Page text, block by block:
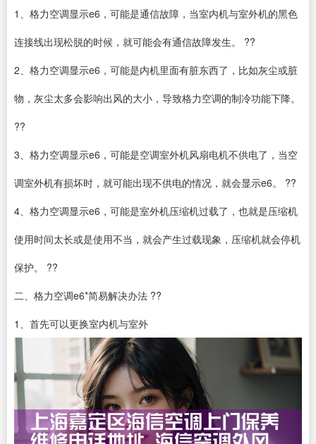
1、格力空调显示e6，可能是通信故障，当室内机与室外机的黑色
连接线出现松脱的时候，就可能会有通信故障发生。 ??
2、格力空调显示e6，可能是内机里面有脏东西了，比如灰尘或脏
物，灰尘太多会影响出风的大小，导致格力空调的制冷功能下降。
??
3、格力空调显示e6，可能是空调室外机风扇电机不供电了，当空
调室外机有损坏时，就可能出现不供电的情况，就会显示e6。 ??
4、格力空调显示e6，可能是室外机压缩机过载了，也就是压缩机
使用时间太长或是使用不当，就会产生过载现象，压缩机就会停机
保护。 ??
二、格力空调e6*简易解决办法 ??
1、首先可以更换室内机与室外